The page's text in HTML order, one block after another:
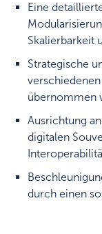
Eine
Skalierbarkeit
Strategische
übernommen
Ausrichtung
digitalen
durch einen